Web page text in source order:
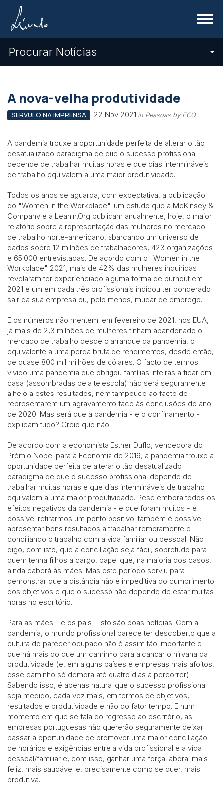
Menu
Procurar Notícias
A nova-velha produtividade
SÉRVULO NA IMPRENSA 22 Nov 2021 in Pessoas by ECO
A pandemia trouxe a oportunidade perfeita de alterar o tão
desatualizado paradigma de que o sucesso profissional
depende de trabalhar muitas horas e que dias intermináveis
de trabalho equivalem a uma maior produtividade.
Todos os anos se aguarda, com expectativa, a publicação
do "Women in the Workplace", um estudo que a McKinsey &
Company e a Leanln.Org publicam anualmente, hoje, o maior
relatório sobre a representação das mulheres no mercado
de trabalho norte-americano, abarcando um universo de
dados sobre 12 milhões de trabalhadores, 423 organizações
e 65.000 entrevistadas. De acordo com o "Women in the
Workplace" 2021, mais de 42% das mulheres inquiridas
revelaram ter experienciado alguma forma de burnout em
2021 e um em cada três profissionais indicou ter ponderado
sair da sua empresa ou, pelo menos, mudar de emprego.
E os números não mentem: em fevereiro de 2021, nos EUA,
já mais de 2,3 milhões de mulheres tinham abandonado o
mercado de trabalho desde o arranque da pandemia, o
equivalente a uma perda bruta de rendimentos, desde então,
de quase 800 mil milhões de dólares. O facto de termos
vivido uma pandemia que obrigou famílias inteiras a ficar em
casa (assombradas pela telescola) não será seguramente
alheio a estes resultados, nem tampouco ao facto de
representarem um agravamento face às conclusões do ano
de 2020. Mas será que a pandemia - e o confinamento -
explicam tudo? Creio que não.
De acordo com a economista Esther Duflo, vencedora do
Prémio Nobel para a Economia de 2019, a pandemia trouxe a
oportunidade perfeita de alterar o tão desatualizado
paradigma de que o sucesso profissional depende de
trabalhar muitas horas e que dias intermináveis de trabalho
equivalem a uma maior produtividade. Pese embora todos os
efeitos negativos da pandemia - e que foram muitos - é
possível retirarmos um ponto positivo: também é possível
apresentar bons resultados a trabalhar remotamente e
conciliando o trabalho com a vida familiar ou pessoal. Não
digo, com isto, que a conciliação seja fácil, sobretudo para
quem tenha filhos a cargo, papel que, na maioria dos casos,
ainda caberá às mães. Mas este período serviu para
demonstrar que a distância não é impeditiva do cumprimento
dos objetivos e que o sucesso não depende de estar muitas
horas no escritório.
Para as mães - e os pais - isto são boas notícias. Com a
pandemia, o mundo profissional parece ter descoberto que a
cultura do parecer ocupado não é assim tão importante e
que há mais do que um caminho para alcançar o nirvana da
produtividade (e, em alguns países e empresas mais afoitos,
esse caminho só demora até quatro dias a percorrer).
Sabendo isso, é apenas natural que o sucesso profissional
seja medido, cada vez mais, em termos de objetivos,
resultados e produtividade e não do fator tempo. E num
momento em que se fala do regresso ao escritório, as
empresas portuguesas não quererão seguramente deixar
passar a oportunidade de promover uma maior conciliação
de horários e exigências entre a vida profissional e a vida
pessoal/familiar e, com isso, ganhar uma força laboral mais
feliz, mais saudável e, precisamente como se quer, mais
produtiva.